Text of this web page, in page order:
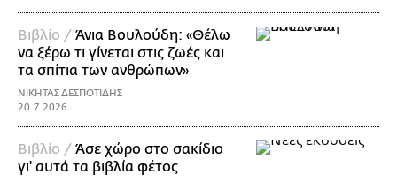
Βιβλίο / Άνια Βουλούδη: «Θέλω
να ξέρω τι γίνεται στις ζωές και
τα σπίτια των ανθρώπων»
ΝΙΚΗΤΑΣ ΔΕΣΠΟΤΙΔΗΣ
20.7.2026
Βιβλίο / Άσε χώρο στο σακίδιο
γι' αυτά τα βιβλία φέτος